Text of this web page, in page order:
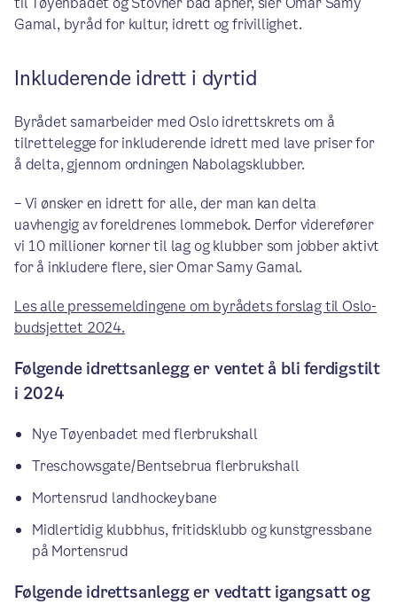
Gamal, byråd for kultur, idrett og frivillighet.
Inkluderende idrett i dyrtid
Byrådet samarbeider med Oslo idrettskrets om å
tilrettelegge for inkluderende idrett med lave priser for
å delta, gjennom ordningen Nabolagsklubber.
– Vi ønsker en idrett for alle, der man kan delta
uavhengig av foreldrenes lommebok. Derfor viderefører
vi 10 millioner korner til lag og klubber som jobber aktivt
for å inkludere flere, sier Omar Samy Gamal.
Les alle pressemeldingene om byrådets forslag til Oslo-
budsjettet 2024.
Følgende idrettsanlegg er ventet å bli ferdigstilt
i 2024
Nye Tøyenbadet med flerbrukshall
Treschowsgate/Bentsebrua flerbrukshall
Mortensrud landhockeybane
Midlertidig klubbhus, fritidsklubb og kunstgressbane
på Mortensrud
Følgende idrettsanlegg er vedtatt igangsatt og